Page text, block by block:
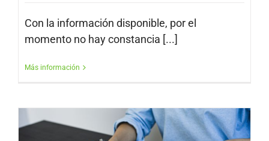
Con la información disponible, por el
momento no hay constancia [...]
Más información